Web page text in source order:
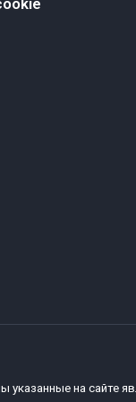
указанные на сайте